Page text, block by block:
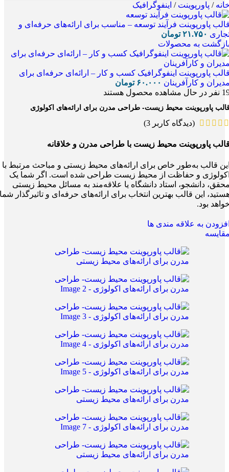
/ پاورپوینت/ اینفوگرافیک
پاورپوینت فرآیند توسعه – مناسب برای ارائه‌های حرفه‌ای و
۲۱.۷۵۰ تومان
به محصولات
پاورپوینت اینفوگرافیک کسب‌ و کار – ارائه‌ای حرفه‌ای برای
و کارآفرینان ۶۰.۰۰۰ تومان
نفر در حال مشاهده محصول هستند
پاورپوینت محیط زیست- طراحی مدرن برای ارائه‌های اکولوژی
(دیدگاه کاربر 3
)
پاورپوینت محیط زیست با طراحی مدرن و خلاقانه
قالب به‌طور خاص برای ارائه‌های محیط زیستی و مباحث مرتبط با
و حفاظت از محیط زیست طراحی شده است. اگر شما یک
دانشجو، استاد دانشگاه یا علاقه‌مند به مسائل محیط زیستی
این قالب بهترین انتخاب برای ارائه‌های حرفه‌ای و تاثیرگذار شما
بود.
به علاقه مندی ها